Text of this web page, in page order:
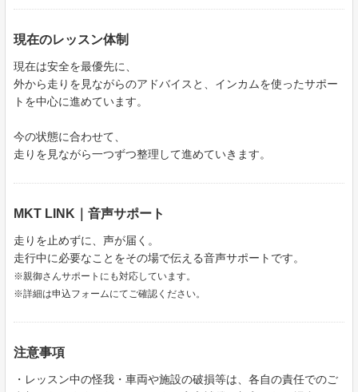
現在のレッスン体制
現在は安全を最優先に、
外から走りを見ながらのアドバイスと、インカムを使ったサポー
トを中心に進めています。
今の状態に合わせて、
走りを見ながら一つずつ整理して進めていきます。
MKT LINK｜音声サポート
走りを止めずに、声が届く。
走行中に必要なことをその場で伝える音声サポートです。
※親御さんサポートにも対応しています。
※詳細は申込フォームにてご確認ください。
注意事項
・レッスン中の怪我・車両や施設の破損等は、各自の責任でのご